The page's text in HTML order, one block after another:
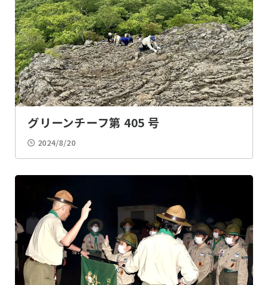
キャンプ 雪中キャンプ
キャンプファイヤー テント作り
デン作り 火おこし
ナイトハイク
ルックワイド 100キロハイク
ラフティング
2021 2020
2019 2018
2017 2016
グリーンチーフ第 405 号
2024/8/20